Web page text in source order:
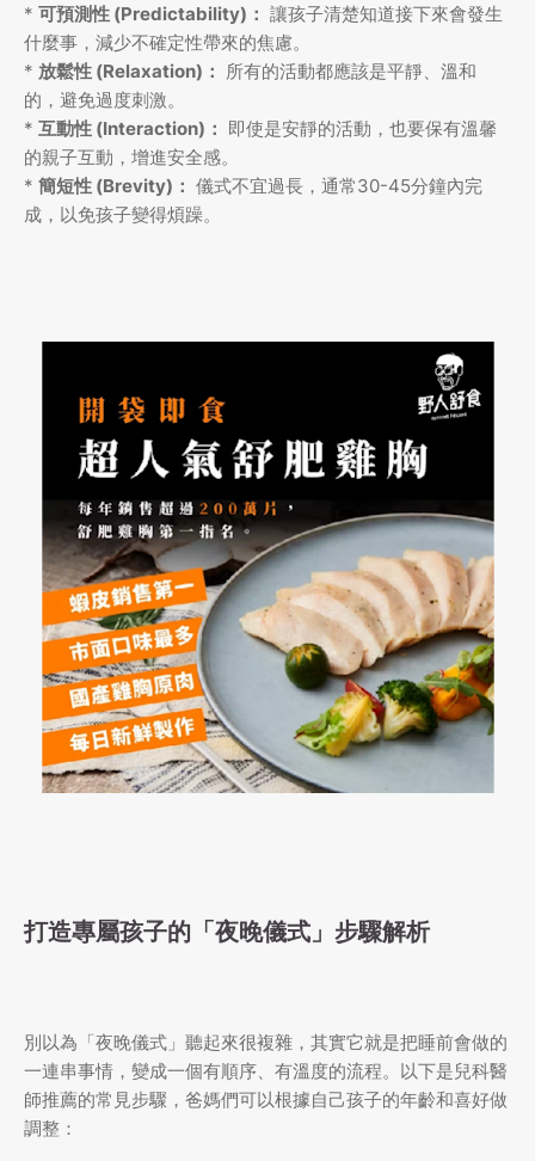
* 可預測性 (Predictability)： 讓孩子清楚知道接下來會發生
什麼事，減少不確定性帶來的焦慮。
* 放鬆性 (Relaxation)： 所有的活動都應該是平靜、溫和
的，避免過度刺激。
* 互動性 (Interaction)： 即使是安靜的活動，也要保有溫馨
的親子互動，增進安全感。
* 簡短性 (Brevity)： 儀式不宜過長，通常30-45分鐘內完
成，以免孩子變得煩躁。
打造專屬孩子的「夜晚儀式」步驟解析
別以為「夜晚儀式」聽起來很複雜，其實它就是把睡前會做的
一連串事情，變成一個有順序、有溫度的流程。以下是兒科醫
師推薦的常見步驟，爸媽們可以根據自己孩子的年齡和喜好做
調整：